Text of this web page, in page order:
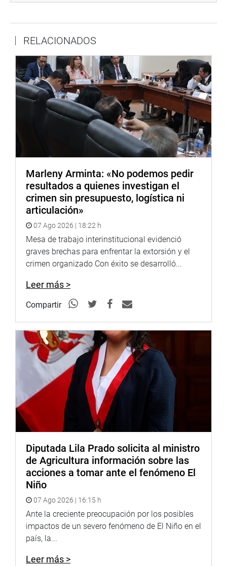
implementación de estos servicios se realice de forma
rápida y eficiente.
Despacho del congresista Jorge Zeballos Aponte
RELACIONADOS
Marleny Arminta: «No podemos pedir
resultados a quienes investigan el
crimen sin presupuesto, logística ni
articulación»
07 Ago 2026 | 18:22 h
Mesa de trabajo interinstitucional evidenció
graves brechas para enfrentar la extorsión y el
crimen organizado Con éxito se desarrolló...
Leer más >
Compartir
Diputada Lila Prado solicita al ministro
de Agricultura información sobre las
acciones a tomar ante el fenómeno El
Niño
07 Ago 2026 | 16:15 h
Ante la creciente preocupación por los posibles
impactos de un severo fenómeno de El Niño en el
país, la...
Leer más >